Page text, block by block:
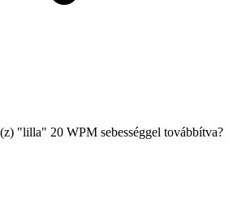
"lilla" 20 WPM sebességgel továbbítva?